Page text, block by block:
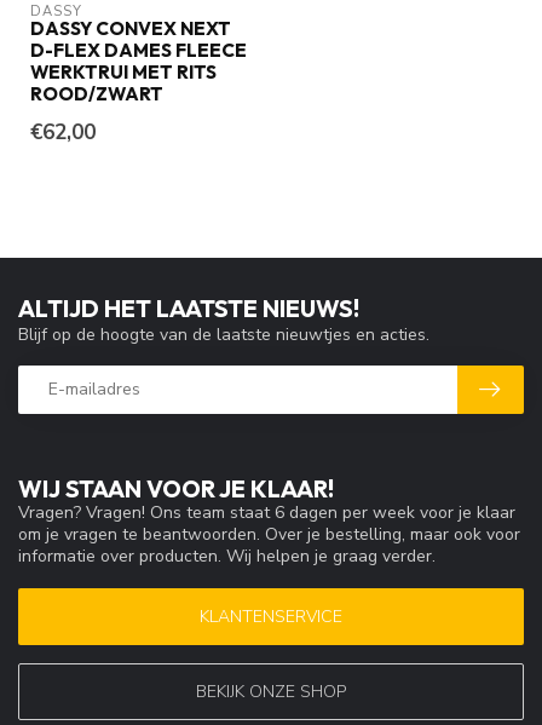
DASSY
DASSY CONVEX NEXT
D-FLEX DAMES FLEECE
WERKTRUI MET RITS
ROOD/ZWART
€62,00
WIJ STAAN VOOR JE KLAAR!
Vragen? Vragen! Ons team staat 6 dagen per week voor je klaar
om je vragen te beantwoorden. Over je bestelling, maar ook voor
informatie over producten. Wij helpen je graag verder.
KLANTENSERVICE
BEKIJK ONZE SHOP
ALTIJD HET LAATSTE NIEUWS!
Blijf op de hoogte van de laatste nieuwtjes en acties.